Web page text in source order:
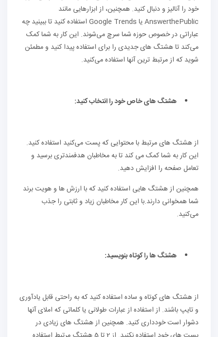
خود را آنالیز و دنبال کنید. همچنین، از ابزارهایی مانند
AnswerthePublic یا Google Trends استفاده کنید تا ببینید چه
عباراتی در خصوص حوزه شما سرچ می‌شوند. این کار به شما کمک
می‌کند تا هشتگ های جدیدی را برای استفاده پیدا کنید و مطمئن
شوید که از مرتبط ترین آنها استفاده می‌کنید.
هشتگ های خاص خود را انتخاب کنید:
از هشتگ های مرتبط با محتوایی که پست می‌کنید استفاده کنید.
این کار به شما کمک می کند تا به مخاطبان هدفمندتری برسید و
تعامل صفحه را افزایش دهید.
همچنین از هشتگ هایی استفاده کنید که با ارزش ها و هویت برند
شما همخوانی دارند.با این کار مخاطبان زیاد و ثابتی را جذب
می‌کنید.
هشتگ ها را کوتاه بنویسید:
از هشتگ های کوتاه و ساده استفاده کنید که به راحتی قابل یادآوری
و تایپ باشند. از استفاده از عبارات طولانی یا کلماتی که املای آنها
دشوار است خودداری کنید. همچنین از هشتگ های زیادی در